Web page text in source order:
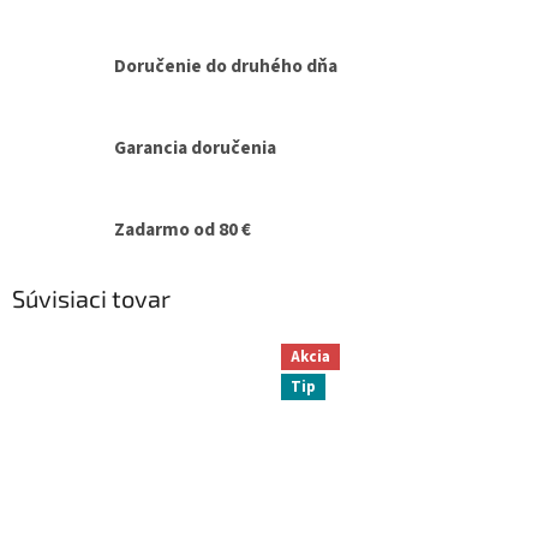
Doručenie do druhého dňa
Garancia doručenia
Zadarmo od 80 €
Súvisiaci tovar
Akcia
Tip